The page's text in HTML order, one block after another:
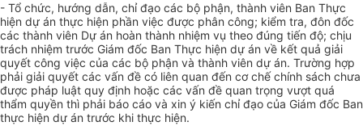
- Tổ chức, hướng dẫn, chỉ đạo các bộ phận, thành viên Ban Thực
hiện dự án thực hiện phần việc được phân công; kiểm tra, đôn đốc
các thành viên Dự án hoàn thành nhiệm vụ theo đúng tiến độ; chịu
trách nhiệm trước Giám đốc Ban Thực hiện dự án về kết quả giải
quyết công việc của các bộ phận và thành viên dự án. Trường hợp
phải giải quyết các vấn đề có liên quan đến cơ chếchính sách chưa
được pháp luật quy định hoặc các vấn đề quan trọng vượt quá
thẩm quyền thì phải báo cáo và xin ý kiến chỉ đạo của Giám đốc Ban
thực hiện dự án trước khi thực hiện.